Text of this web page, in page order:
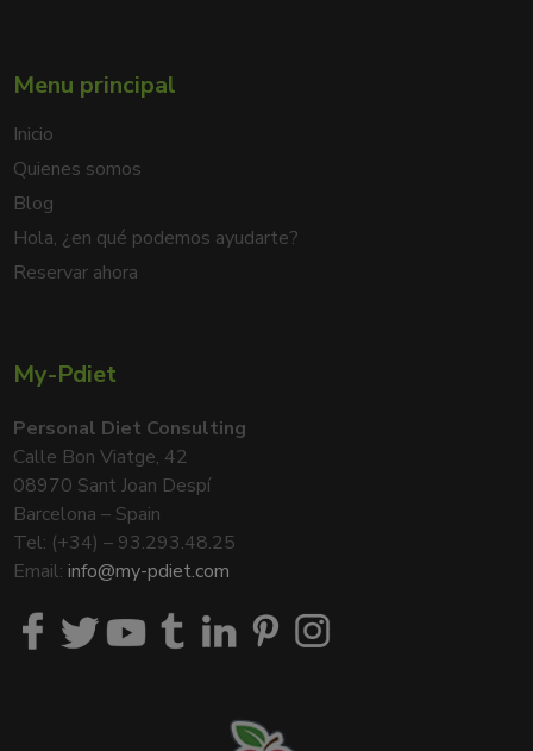
Menu principal
Inicio
Quienes somos
Blog
Hola, ¿en qué podemos ayudarte?
Reservar ahora
My-Pdiet
Personal Diet Consulting
Calle Bon Viatge, 42
08970 Sant Joan Despí
Barcelona – Spain
Tel: (+34) – 93.293.48.25
Email:info@my-pdiet.com